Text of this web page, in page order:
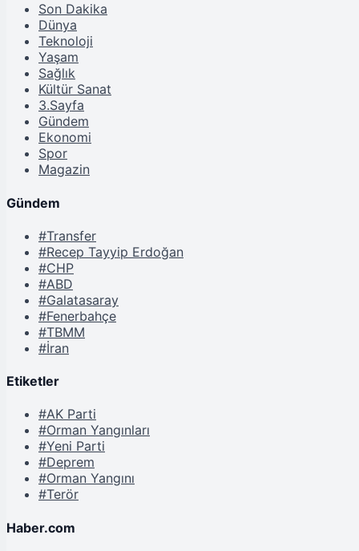
Son Dakika
Dünya
Teknoloji
Yaşam
Sağlık
Kültür Sanat
3.Sayfa
Gündem
Ekonomi
Spor
Magazin
Gündem
#Transfer
#Recep Tayyip Erdoğan
#CHP
#ABD
#Galatasaray
#Fenerbahçe
#TBMM
#İran
Etiketler
#AK Parti
#Orman Yangınları
#Yeni Parti
#Deprem
#Orman Yangını
#Terör
Haber.com